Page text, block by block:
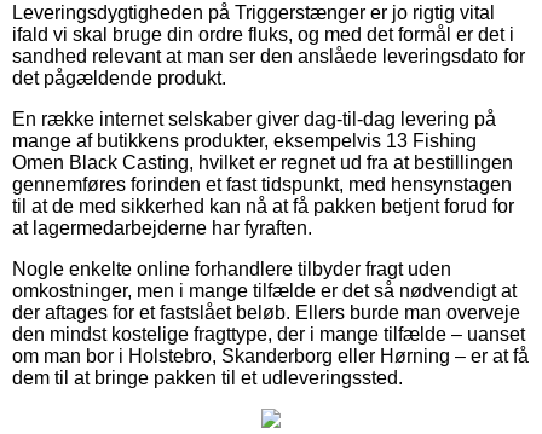
Leveringsdygtigheden på Triggerstænger er jo rigtig vital
ifald vi skal bruge din ordre fluks, og med det formål er det i
sandhed relevant at man ser den anslåede leveringsdato for
det pågældende produkt.
En række internet selskaber giver dag-til-dag levering på
mange af butikkens produkter, eksempelvis 13 Fishing
Omen Black Casting, hvilket er regnet ud fra at bestillingen
gennemføres forinden et fast tidspunkt, med hensynstagen
til at de med sikkerhed kan nå at få pakken betjent forud for
at lagermedarbejderne har fyraften.
Nogle enkelte online forhandlere tilbyder fragt uden
omkostninger, men i mange tilfælde er det så nødvendigt at
der aftages for et fastslået beløb. Ellers burde man overveje
den mindst kostelige fragttype, der i mange tilfælde – uanset
om man bor i Holstebro, Skanderborg eller Hørning – er at få
dem til at bringe pakken til et udleveringssted.